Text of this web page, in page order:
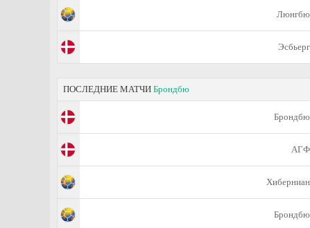
Люнгбю
Эсбьерг
ПОСЛЕДНИЕ МАТЧИ Брондбю
Брондбю
АГФ
Хиберниан
Брондбю